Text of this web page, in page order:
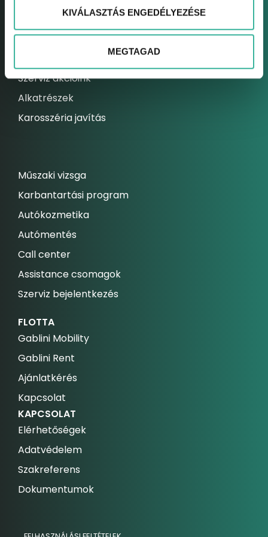
KIVÁLASZTÁS ENGEDÉLYEZÉSE
MEGTAGAD
Elektromos autó szerviz
Kárrendezési centrum
Állandó szolgáltatásaink
Szerviz akcióink
Alkatrészek
Karosszéria javítás
Műszaki vizsga
Karbantartási program
Autókozmetika
Autómentés
Call center
Assistance csomagok
Szerviz bejelentkezés
FLOTTA
Gablini Mobility
Gablini Rent
Ajánlatkérés
Kapcsolat
KAPCSOLAT
Elérhetőségek
Adatvédelem
Szakreferens
Dokumentumok